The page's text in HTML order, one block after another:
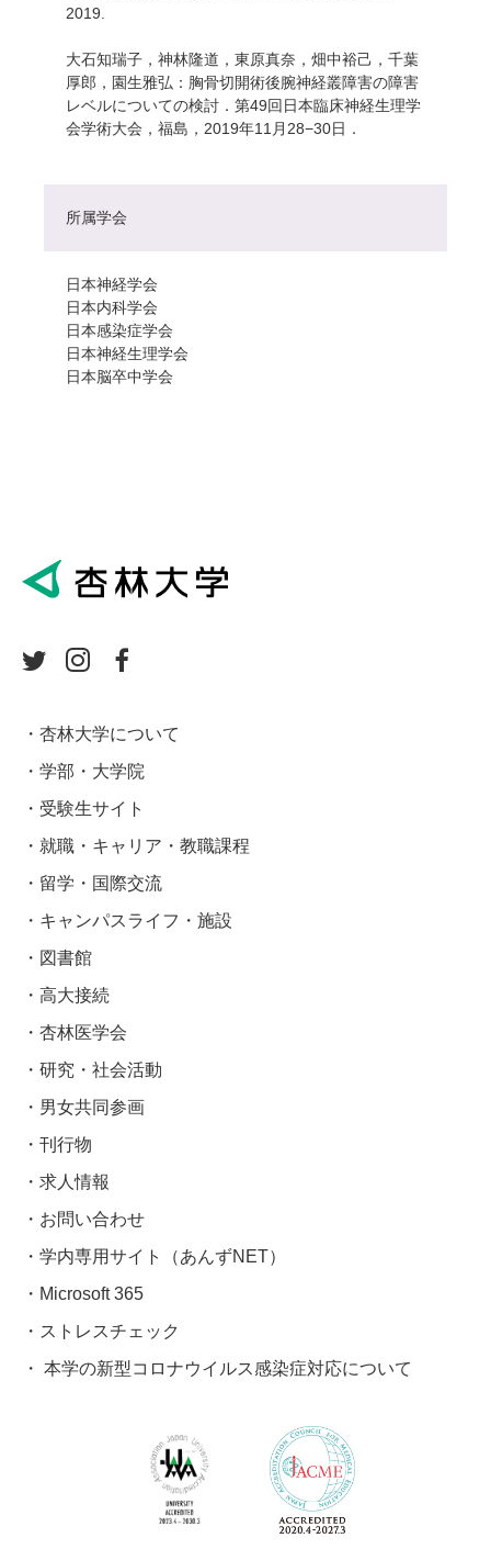
2019.
大石知瑞子，神林隆道，東原真奈，畑中裕己，千葉
厚郎，園生雅弘：胸骨切開術後腕神経叢障害の障害
レベルについての検討．第49回日本臨床神経生理学
会学術大会，福島，2019年11月28−30日．
所属学会
日本神経学会
日本内科学会
日本感染症学会
日本神経生理学会
日本脳卒中学会
杏林大学について
学部・大学院
受験生サイト
就職・キャリア・教職課程
留学・国際交流
キャンパスライフ・施設
図書館
高大接続
杏林医学会
研究・社会活動
男女共同参画
刊行物
求人情報
お問い合わせ
学内専用サイト（あんずNET）
Microsoft 365
ストレスチェック
本学の新型コロナウイルス感染症対応について